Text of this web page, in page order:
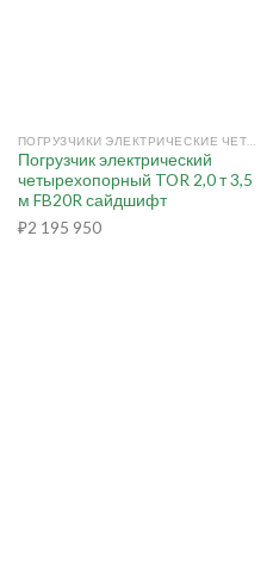
Погрузчик электрический
четырехопорный TOR 2,0 т 3,5
м FB20R сайдшифт
₽2 195 950